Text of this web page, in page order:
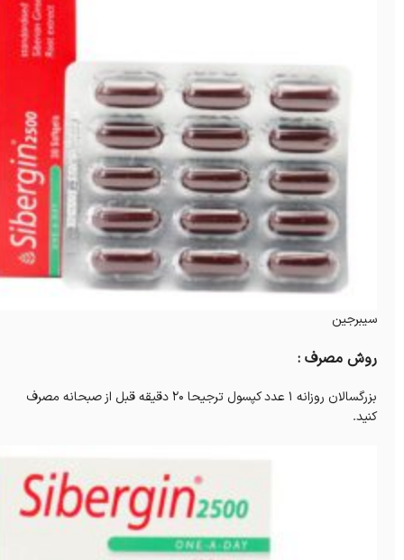
سیبرجین
روش مصرف :
بزرگسالان روزانه 1 عدد کپسول ترجیحا 20 دقیقه قبل از صبحانه مصرف
کنید.